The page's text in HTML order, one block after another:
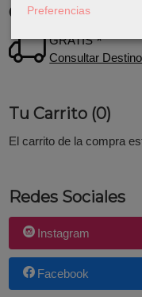
Costes de Envío
GRATIS *
Consultar
Tu Carrito (0)
El carrito de la compra
Redes Sociales
Instagram
Facebook
Preferencias